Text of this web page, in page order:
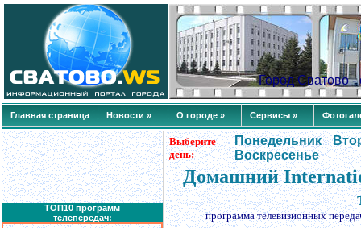
Город Сватово
Главная страница Новости » О городе » Сервисы »
ТОП10 программ
телепередач:
Выберите
день:
Понедельник
Воскресенье
Домашний
программа телевизионных